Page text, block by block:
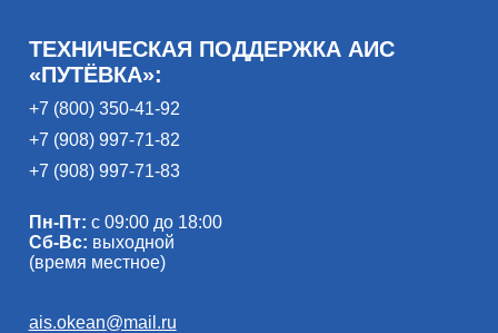
ТЕХНИЧЕСКАЯ ПОДДЕРЖКА АИС
«ПУТЁВКА»:
+7 (800) 350-41-92
+7 (908) 997-71-82
+7 (908) 997-71-83
Пн-Пт: с 09:00 до 18:00
Сб-Вс: выходной
(время местное)
ais.okean@mail.ru